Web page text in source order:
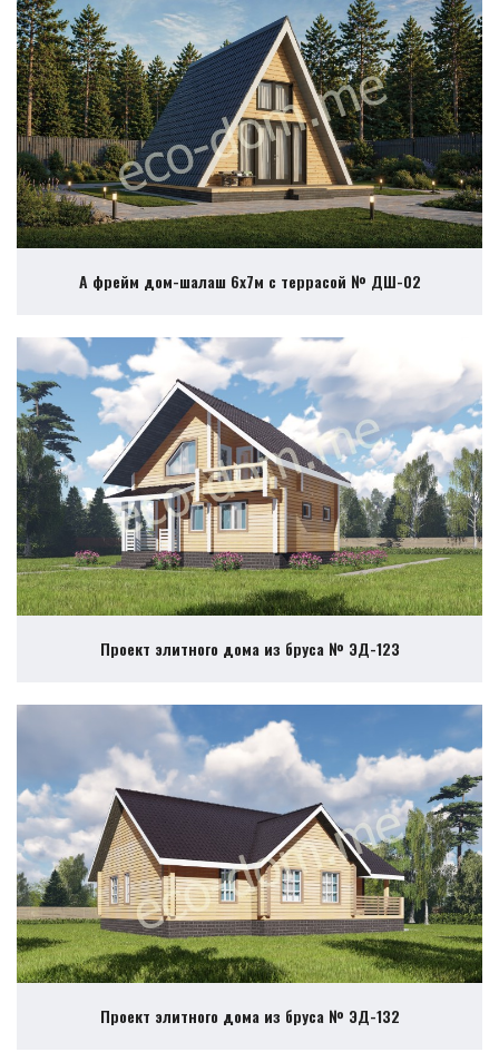
А фрейм дом-шалаш 6х7м с террасой № ДШ-02
Проект элитного дома из бруса № ЭД-123
Проект элитного дома из бруса № ЭД-132